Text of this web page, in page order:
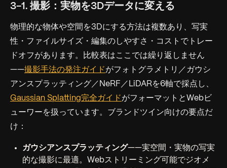
3-1. 撮影：実物を3Dデータに変える
物理的な物体や空間を3Dにする方法は複数あり、写実
性・ファイルサイズ・編集のしやすさ・コストでトレー
ドオフがあります。比較表はここでは繰り返しません
——撮影手法の発注ガイド がフォトグラメトリ／ガウシ
アンスプラッティング／NeRF／LiDARを6軸で採点し、
Gaussian Splatting完全ガイド がフォーマットとWebビ
ューワーを扱っています。ブランドツイン向けの要点だ
け：
ガウシアンスプラッティング——実空間・実物の写実
的な撮影に最適。Webストリーミング可能でジオメ